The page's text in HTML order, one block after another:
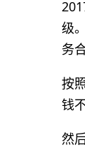
级
务
按
钱
然